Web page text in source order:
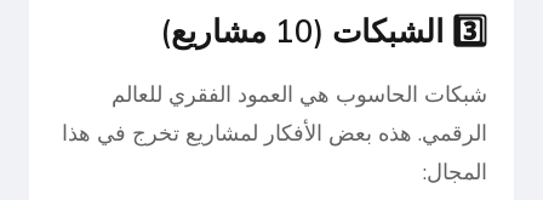
3️⃣ الشبكات (10 مشاريع)
شبكات الحاسوب هي العمود الفقري للعالم
الرقمي. هذه بعض الأفكار لمشاريع تخرج في هذا
المجال: